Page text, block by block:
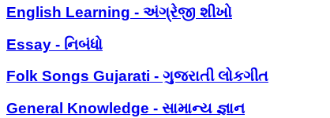
English Learning - અંગ્રેજી શીખો
Essay - નિબંધો
Folk Songs Gujarati - ગુજરાતી લોકગીત
General Knowledge - સામાન્ય જ્ઞાન